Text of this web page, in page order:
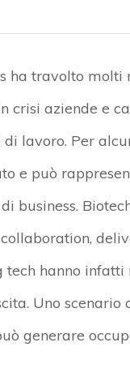
ha travolto molti
crisi aziende e
lavoro. Per
e può
business.
tech hanno infatti
Uno scenario
generare